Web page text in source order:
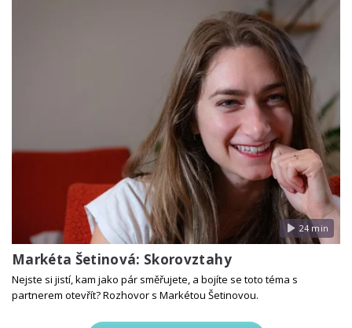
24 min
Markéta Šetinová: Skorovztahy
Nejste si jistí, kam jako pár směřujete, a bojíte se toto téma s
partnerem otevřít? Rozhovor s Markétou Šetinovou.